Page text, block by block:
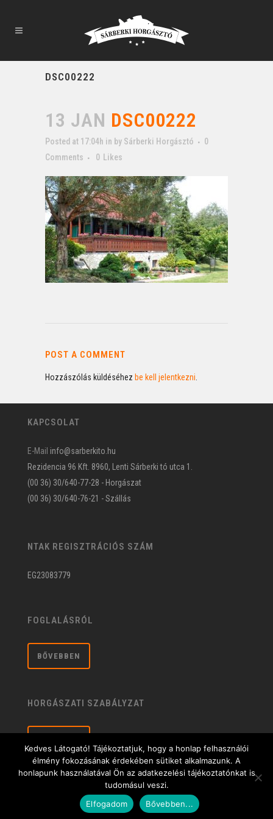
DSC00222
13 JAN DSC00222
Posted at 17:04h in by Sárberki Horgásztó
0
Comments
0 Likes
POST A COMMENT
Hozzászólás küldéséhez be kell jelentkezni
KAPCSOLAT
E-Mail info@sarberkito.hu
Rezidencia 96 Kft. 8960, Lenti Sárberki tó utca 1.
(00 36) 30/640-77-28 - Horgászat
(00 36) 30/640-76-21 - Szállás
NTAK REGISZTRÁCIÓS SZÁM
EG23083779
FOGLALÁSRÓL
BŐVEBBEN
HORGÁSZATI SZABÁLYZAT
| © 2020 Sárberki Horgásztó és Szabadidőközpont |
Adatkezelési tájékoztató
Kedves Látogató! Tájékoztatjuk, hogy a honlap felhasználói
élmény fokozásának érdekében sütiket alkalmazunk. A
honlapunk használatával Ön az adatkezelési tájékoztatónkat is
tudomásul veszi.
Elfogadom
Bővebben...